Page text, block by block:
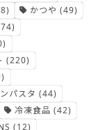
かつや (49)
(220)
パスタ (44)
冷凍食品 (42)
(12)